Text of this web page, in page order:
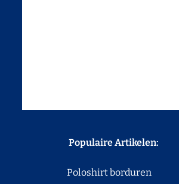
Populaire Artikelen:
Poloshirt borduren